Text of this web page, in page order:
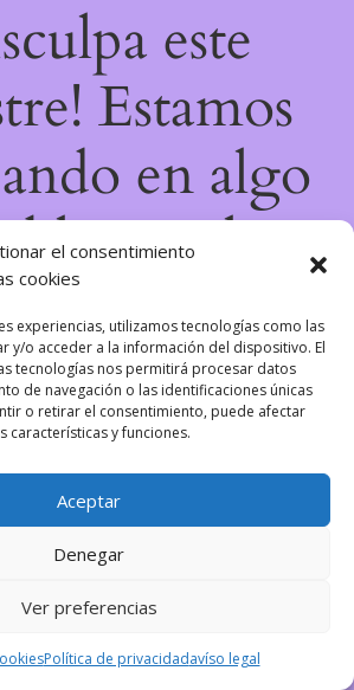
el consentimiento
cookies
experiencias, utilizamos tecnologías como las
y/o acceder a la información del dispositivo. El
tecnologías nos permitirá procesar datos
de navegación o las identificaciones únicas
o retirar el consentimiento, puede afectar
características y funciones.
Aceptar
Denegar
Ver preferencias
Política de privacidadavíso legal
este
Estamos
en algo
¡vuelve
pronto!